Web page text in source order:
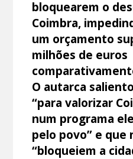
bloquearem o
Coimbra,
um orçamento
milhões de euros
O autarca
“para valorizar
num programa
pelo povo” e que
“bloqueiem a